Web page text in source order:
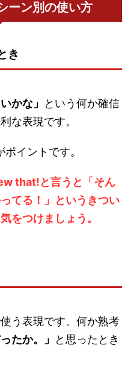
ーン別の使い方
き
かな」
という何か確信
な表現です。
イントです。
that!と言うと「そん
てる！」というきつい
をつけましょう。
う表現です。何か熟考
たか。」
と思ったとき